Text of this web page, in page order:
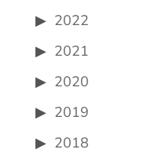
2022
2021
2020
2019
2018